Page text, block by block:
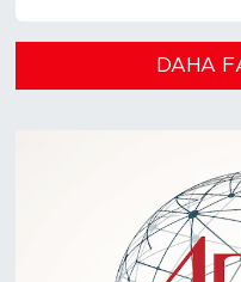
DAHA